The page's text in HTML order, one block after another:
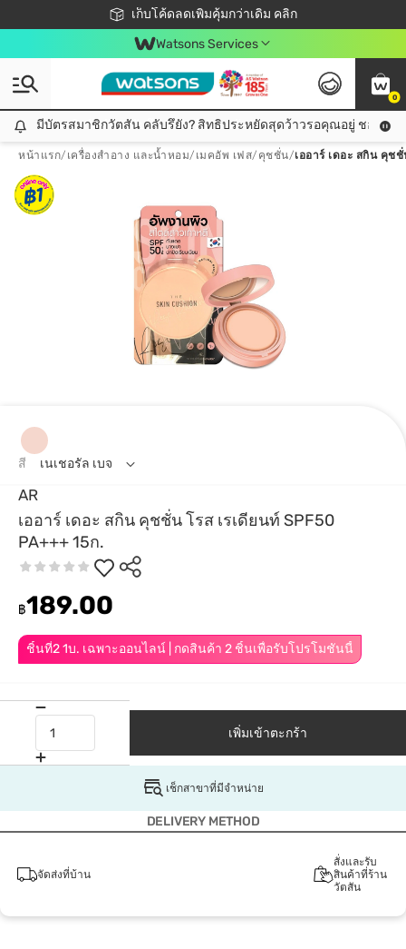
เก็บโค้ดลดเพิ่มคุ้มกว่าเดิม คลิก
ชอปออนไลน์ครั้งแรก ลดเพิ่มจุก ๆ 10%! 🎉
📦ส่งฟรี! เมื่อชอป 499฿
สมาชิกวัตสัน คลับดียังไง?
Watsons Services
0
มีบัตรสมาชิกวัตสัน คลับรึยัง? สิทธิประหยัดสุดว้าวรอคุณอยู่ ชอปคุ้มกว่าเดิม คลิก!
มีบัตรสมาชิกวัตสัน คลับรึยัง? สิทธิประหยัดสุดว้าวรอคุณอยู่ ชอปคุ้มก
หน้าแรก/ เครื่องสำอาง และน้ำหอม/ เมคอัพ เฟส/ คุชชั่น/เออาร์ เดอะ สกิน คุช
AR
เออาร์ เดอะ สกิน คุชชั่น โรส เรเดียนท์ SPF50
PA+++ 15ก.
ชิ้นที่2 1บ. เฉพาะออนไลน์ | กดสินค้า 2 ชิ้นเพื่อรับโปรโมชันนี้
฿189.00
สี เนเชอรัล เบจ
เพิ่มเข้าตะกร้า
เช็กสาขาที่มีจำหน่าย
DELIVERY METHOD
จัดส่งที่บ้าน
สั่งและรับ
สินค้าที่ร้าน
วัตสัน